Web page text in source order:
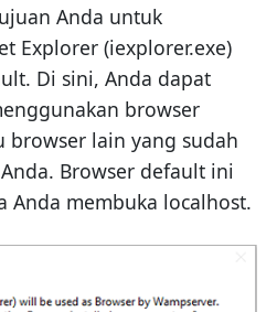
Anda untuk
Explorer (iexplorer.exe)
Di sini, Anda dapat
browser
browser lain yang sudah
Browser default ini
Anda membuka localhost.